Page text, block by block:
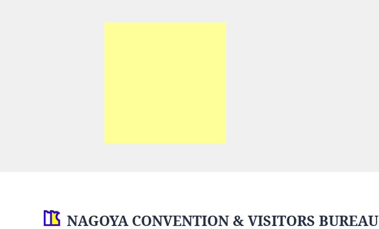
NAGOYA CONVENTION & VISITORS BUREAU